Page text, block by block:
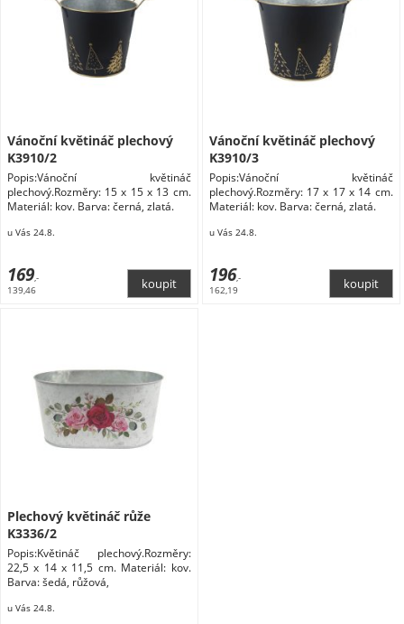
Vánoční květináč plechový
K3910/2
Popis:Vánoční květináč
plechový.Rozměry: 15 x 15 x 13 cm.
Materiál: kov. Barva: černá, zlatá.
u Vás 24.8.
169,-
139,46
Vánoční květináč plechový
K3910/3
Popis:Vánoční květináč
plechový.Rozměry: 17 x 17 x 14 cm.
Materiál: kov. Barva: černá, zlatá.
u Vás 24.8.
196,-
162,19
Plechový květináč růže
K3336/2
Popis:Květináč plechový.Rozměry:
22,5 x 14 x 11,5 cm. Materiál: kov.
Barva: šedá, růžová,
u Vás 24.8.